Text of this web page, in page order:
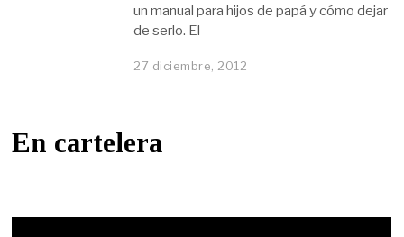
un manual para hijos de papá y cómo dejar
de serlo. El
27 diciembre, 2012
En cartelera